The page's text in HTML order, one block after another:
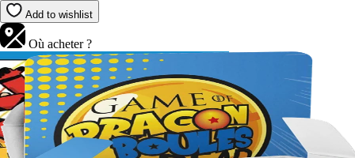
Add to wishlist
Où acheter ?